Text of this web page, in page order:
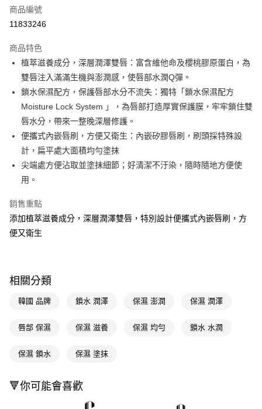
信用卡一次付款
LINE Pay
Apple Pay
街口支付
悠遊付
Google Pay
AFTEE先享後付
相關說明
AFTEE先享後付是「在收到商品之後才付款」的支付方式。 讓您購物簡單
便利好安心！
１．簡單：不需註冊會員、不需綁卡、不需儲值。
２．便利：只要手機號碼，簡訊認證，即可結帳。
１．於結帳方式選擇「AFTEE先享後付」後，將跳轉至「AFTEE先享後付」
２．訂單成立數日內，您將收到繳費通知簡訊。
ATM／網路銀行／等多元方式進行付款，方視為交易完成。
※ 請注意：結帳手續完成當下不需立刻繳費，但若您需要取消訂單，請聯絡
後付繳納相關費用。
客戶支援中心」https://netprotections.freshdesk.com/support/home
即享券
運送方式
每筆NT$65，滿NT$390(含以上)免運費
萊爾富取貨付款
每筆NT$65，滿NT$490(含以上)免運費
商品編號
11833246
商品特色
植萃滋養成分，深層潤澤雙唇：富含維他命及櫻桃膠原蛋白，為
雙唇注入滿滿生機與澎潤感，使唇部水潤Q彈。
鎖水保濕配方，保護唇部水分不流失：獨特「鎖水保濕配方
Moisture Lock System 」，為唇部打造厚實保護膜，牢牢鎖住雙
唇水分，帶來一整晚深層修護。
便攜式內嵌唇刷，方便又衛生：內嵌矽膠唇刷，刷頭採特殊設
計，扁平處大面積均勻塗抹
尖端處方便沾取並塗抹細節；好清潔不汙染，隨時隨地方便使
用。
銷售重點
添加植萃滋養成分，深層潤澤雙唇，特別設計便攜式內嵌唇刷，方
便又衛生
相關分類
韓國 品牌 鎖水 潤澤 保濕 澎潤 保濕 潤澤
唇部 保濕 保濕 滋養 保濕 均勻 鎖水 水潤
保濕 鎖水 保濕 塗抹
🔻你可能會喜歡